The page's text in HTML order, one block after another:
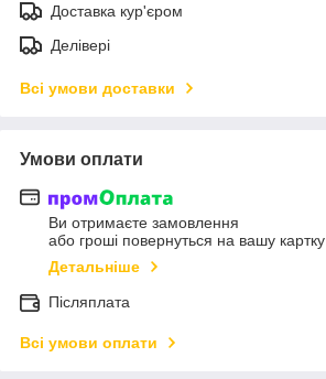
Доставка кур'єром
Делівері
Всі умови доставки
Умови оплати
Ви отримаєте замовлення
або гроші повернуться на вашу картку
Детальніше
Післяплата
Всі умови оплати